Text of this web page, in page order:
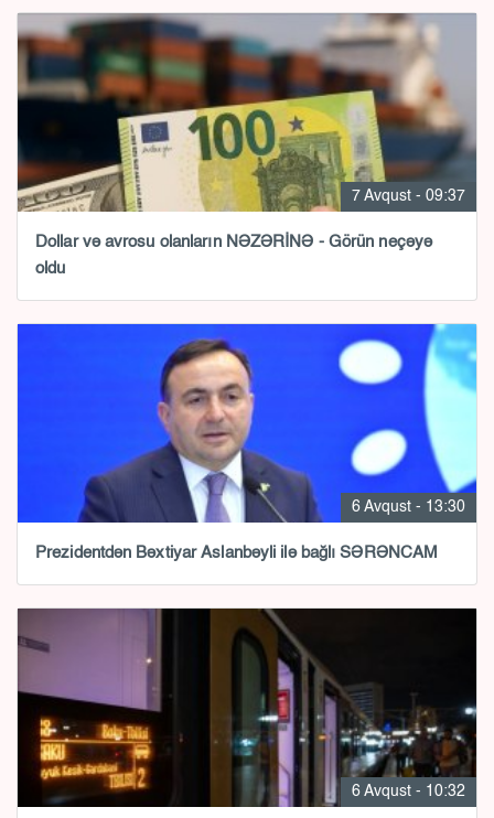
7 Avqust - 09:37
Dollar və avrosu olanların NƏZƏRİNƏ - Görün neçəyə
oldu
6 Avqust - 13:30
Prezidentdən Bəxtiyar Aslanbəyli ilə bağlı SƏRƏNCAM
6 Avqust - 10:32